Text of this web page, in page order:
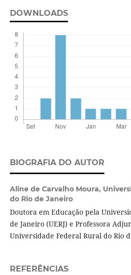
DOWNLOADS
BIOGRAFIA DO AUTOR
Aline de Carvalho Moura,
do Rio de Janeiro
Doutora em Educação pela
de Janeiro (UERJ) e Professora
Universidade Federal Rural do Rio
REFERÊNCIAS